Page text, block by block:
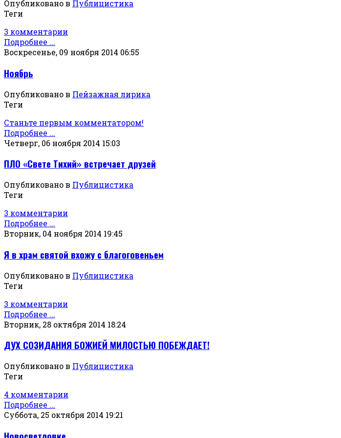
Опубликовано в Публицистика
Теги
3 комментарии
Подробнее ...
Воскресенье, 09 ноября 2014 06:55
Ноябрь
Опубликовано в Пейзажная лирика
Теги
Станьте первым комментатором!
Подробнее ...
Четверг, 06 ноября 2014 15:03
ПЛО «Свете Тихий» встречает друзей
Опубликовано в Публицистика
Теги
3 комментарии
Подробнее ...
Вторник, 04 ноября 2014 19:45
Я в храм святой вхожу с благоговеньем
Опубликовано в Публицистика
Теги
3 комментарии
Подробнее ...
Вторник, 28 октября 2014 18:24
ДУХ СОЗИДАНИЯ БОЖИЕЙ МИЛОСТЬЮ ПОБЕЖДАЕТ!
Опубликовано в Публицистика
Теги
4 комментарии
Подробнее ...
Суббота, 25 октября 2014 19:21